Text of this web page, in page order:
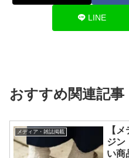
LINE
おすすめ関連記事
メディア・雑誌掲載
【
ジン
い商